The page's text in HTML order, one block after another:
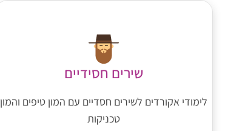
שירים חסידיים
לימודי אקורדים לשירים חסדיים עם המון טיפים והמון
טכניקות